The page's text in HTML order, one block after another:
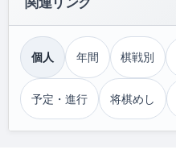
個人 年間 棋戦別
予定・進行 将棋めし